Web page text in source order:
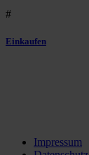
#
Einkaufen
Impressum